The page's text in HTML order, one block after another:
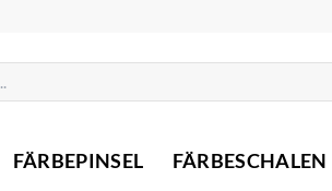
FÄRBEPINSEL FÄRBESCHALEN